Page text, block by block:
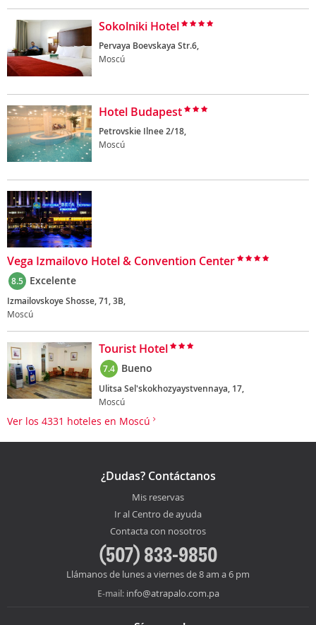
Sokolniki Hotel
Pervaya Boevskaya Str.6,
Moscú
Hotel Budapest
Petrovskie Ilnee 2/18,
Moscú
Vega Izmailovo Hotel & Convention Center
8.5 Excelente
Izmailovskoye Shosse, 71, 3B,
Moscú
Tourist Hotel
7.4 Bueno
Ulitsa Sel'skokhozyaystvennaya, 17,
Moscú
Ver los 4331 hoteles en Moscú
¿Dudas? Contáctanos
Mis reservas
Ir al Centro de ayuda
Contacta con nosotros
(507) 833-9850
Llámanos de lunes a viernes de 8 am a 6 pm
E-mail: info@atrapalo.com.pa